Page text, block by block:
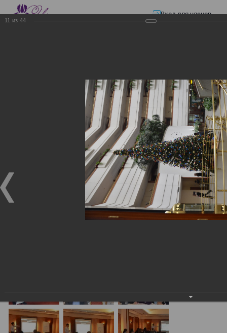
Вход для членов
Презентации —Семинар по разъяснению норм
Закона «О ТРАНСФЕРТНОМ ЦЕНООБРАЗОВАНИИ»
Семинар по разъяснению
норм Закона «О
ТРАНСФЕРТНОМ
ЦЕНООБРАЗОВАНИИ»
Семинар по разъяснению норм Закона «О
ТРАНСФЕРТНОМ ЦЕНООБРАЗОВАНИИ»
11 из 44